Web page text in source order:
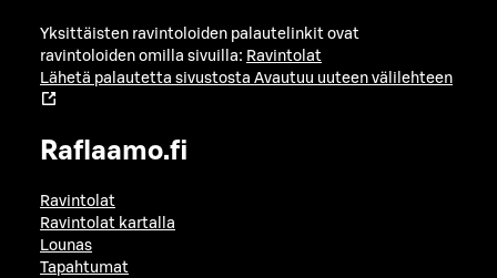
Yksittäisten ravintoloiden palautelinkit ovat
ravintoloiden omilla sivuilla: Ravintolat
Lähetä palautetta sivustosta Avautuu uuteen välilehteen
Raflaamo.fi
Ravintolat
Ravintolat kartalla
Lounas
Tapahtumat